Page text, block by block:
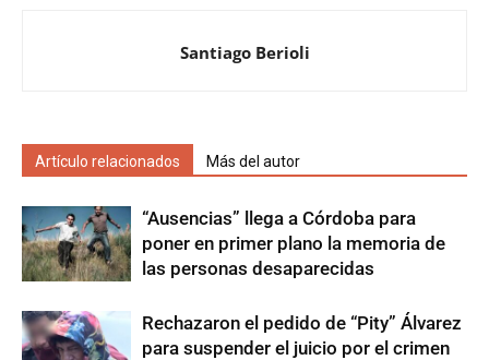
Santiago Berioli
Artículo relacionados Más del autor
“Ausencias” llega a Córdoba para
poner en primer plano la memoria de
las personas desaparecidas
Rechazaron el pedido de “Pity” Álvarez
para suspender el juicio por el crimen